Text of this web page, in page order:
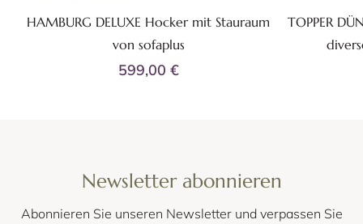
HAMBURG DELUXE Hocker mit Stauraum
von sofaplus
599,00 €
TOPPER
Newsletter abonnieren
Abonnieren Sie unseren Newsletter und verpassen Sie